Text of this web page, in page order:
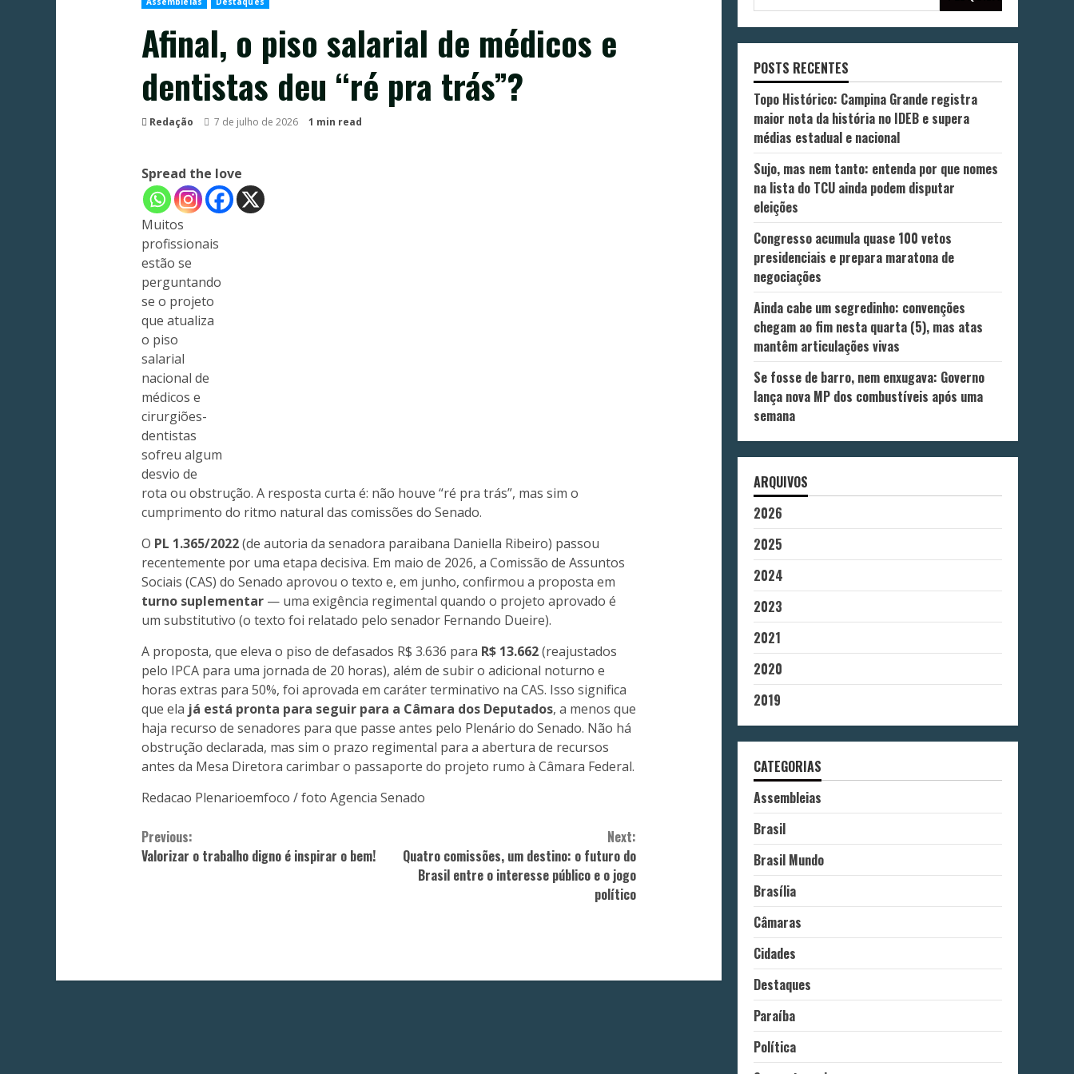
Afinal, o piso salarial de médicos e
dentistas deu “ré pra trás”?
Redação 7 de julho de 2026 1 min read
Spread the love
Muitos
profissionais
estão se
perguntando
se o projeto
que atualiza
o piso
salarial
nacional de
médicos e
cirurgiões-
dentistas
sofreu algum
desvio de
rota ou obstrução. A resposta curta é: não houve “ré pra trás”, mas sim o
cumprimento do ritmo natural das comissões do Senado.
O PL 1.365/2022(de autoria da senadora paraibana Daniella Ribeiro) passou
recentemente por uma etapa decisiva. Em maio de 2026, a Comissão de Assuntos
Sociais (CAS) do Senado aprovou o texto e, em junho, confirmou a proposta em
turno suplementar— uma exigência regimental quando o projeto aprovado é
um substitutivo (o texto foi relatado pelo senador Fernando Dueire).
A proposta, que eleva o piso de defasados R$ 3.636 para R$ 13.662(reajustados
pelo IPCA para uma jornada de 20 horas), além de subir o adicional noturno e
horas extras para 50%, foi aprovada em caráter terminativo na CAS. Isso significa
que ela já está pronta para seguir para a Câmara dos Deputados, a menos que
haja recurso de senadores para que passe antes pelo Plenário do Senado. Não há
obstrução declarada, mas sim o prazo regimental para a abertura de recursos
antes da Mesa Diretora carimbar o passaporte do projeto rumo à Câmara Federal.
Redacao Plenarioemfoco / foto Agencia Senado
Continue
Reading
Previous:
Valorizar o trabalho digno é inspirar o bem!
Next:
Quatro comissões, um destino: o futuro do
Brasil entre o interesse público e o jogo
político
POSTS RECENTES
Topo Histórico: Campina Grande registra
maior nota da história no IDEB e supera
médias estadual e nacional
Sujo, mas nem tanto: entenda por que nomes
na lista do TCU ainda podem disputar
eleições
Congresso acumula quase 100 vetos
presidenciais e prepara maratona de
negociações
Ainda cabe um segredinho: convenções
chegam ao fim nesta quarta (5), mas atas
mantêm articulações vivas
Se fosse de barro, nem enxugava: Governo
lança nova MP dos combustíveis após uma
semana
ARQUIVOS
2026
2025
2024
2023
2021
2020
2019
CATEGORIAS
Assembleias
Brasil
Brasil Mundo
Brasília
Câmaras
Cidades
Destaques
Paraíba
Política